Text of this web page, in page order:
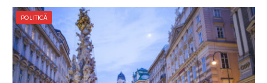
POLITICĂ